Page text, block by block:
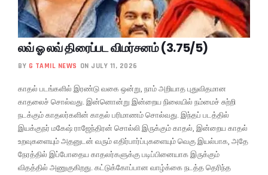
லவ் ஓ லவ் திரைப்பட விமர்சனம் (3.75/5)
BY G TAMIL NEWS ON JULY 11, 2026
காதல் படங்களில் இரண்டு வகை ஒன்று, நாம் அறியாத புதுவிதமான
காதலைச் சொல்வது. இன்னொன்று இன்றைய நிலையில் நம்மைச் சுற்றி
நடக்கும் காதலர்களின் காதல் பரிமாணம் சொல்வது. இந்தப் படத்தில்
இயக்குநர் மகேஷ் ராஜேந்திரன் சொல்லி இருக்கும் காதல், இன்றைய காதல்
உறவுகளையும் அதனுடன் வரும் எதிர்பார்ப்புகளையும் வெகு இயல்பாக, அதே
நேரத்தில் இப்போதைய காதலர்களுக்கு படிப்பினையாக இருக்கும்
விதத்தில் அணுகுகிறது. கட்டுக்கோப்பான வாழ்க்கை நடத்த தெரிந்த